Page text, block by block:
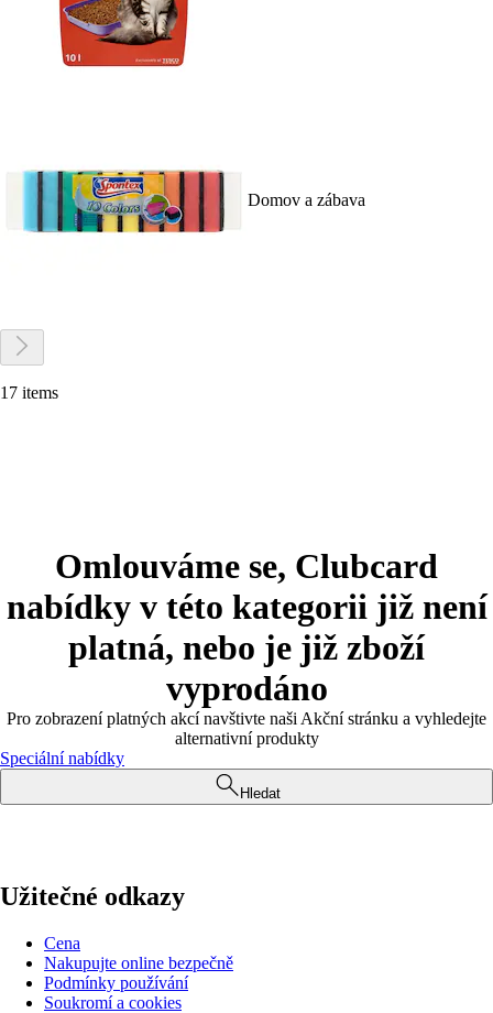
Domov a zábava
17 items
Omlouváme se, Clubcard
nabídky v této kategorii již není
platná, nebo je již zboží
vyprodáno
Pro zobrazení platných akcí navštivte naši Akční stránku a vyhledejte
alternativní produkty
Speciální nabídky
Hledat
Užitečné odkazy
Cena
Nakupujte online bezpečně
Podmínky používání
Soukromí a cookies